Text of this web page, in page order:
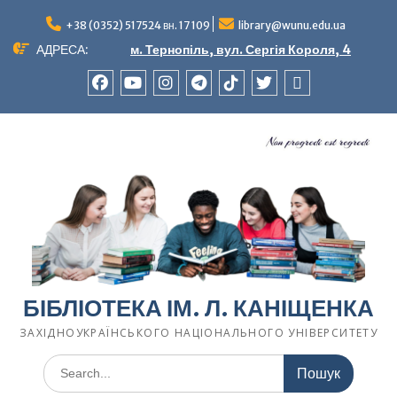
вмісту
+38 (0352) 517524 вн. 17 109 library@wunu.edu.ua
АДРЕСА: м. Тернопіль, вул. Сергія Короля, 4
БІБЛІОТЕКА ІМ. Л. КАНІЩЕНКА
ЗАХІДНОУКРАЇНСЬКОГО НАЦІОНАЛЬНОГО УНІВЕРСИТЕТУ
Шукати: